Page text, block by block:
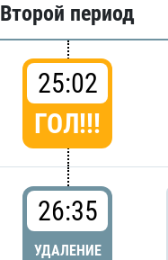
Второй период
25:02
ГОЛ!!!
26:35
УДАЛЕНИЕ